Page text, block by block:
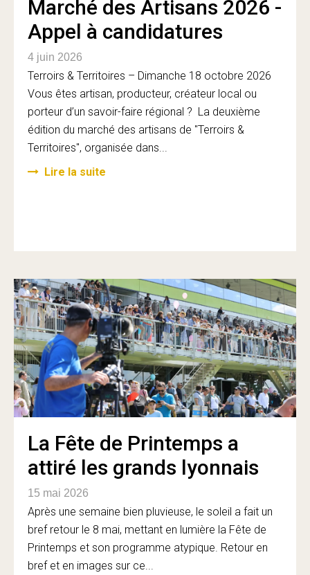
Marché des Artisans 2026 -
Appel à candidatures
4 juin 2026
Terroirs & Territoires – Dimanche 18 octobre 2026
Vous êtes artisan, producteur, créateur local ou
porteur d’un savoir-faire régional ? La deuxième
édition du marché des artisans de "Terroirs &
Territoires", organisée dans...
Lire la suite
La Fête de Printemps a
attiré les grands lyonnais
15 mai 2026
Après une semaine bien pluvieuse, le soleil a fait un
bref retour le 8 mai, mettant en lumière la Fête de
Printemps et son programme atypique. Retour en
bref et en images sur ce...